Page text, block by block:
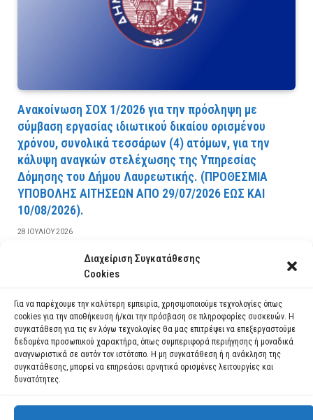
Διαχείριση Συγκατάθεσης
Cookies
Για να παρέχουμε την καλύτερη εμπειρία, χρησιμοποιούμε τεχνολογίες όπως
cookies για την αποθήκευση ή/και την πρόσβαση σε πληροφορίες συσκευών. Η
συγκατάθεση για τις εν λόγω τεχνολογίες θα μας επιτρέψει να επεξεργαστούμε
δεδομένα προσωπικού χαρακτήρα, όπως συμπεριφορά περιήγησης ή μοναδικά
αναγνωριστικά σε αυτόν τον ιστότοπο. Η μη συγκατάθεση ή η ανάκληση της
συγκατάθεσης, μπορεί να επηρεάσει αρνητικά ορισμένες λειτουργίες και
δυνατότητες.
Ανακοίνωση ΣΟΧ 1/2026 για την πρόσληψη με
σύμβαση εργασίας ιδιωτικού δικαίου ορισμένου
χρόνου, συνολικά τεσσάρων (4) ατόμων, για την
κάλυψη αναγκών στελέχωσης της Υπηρεσίας
Δόμησης του Δήμου Λαυρεωτικής. (ΠPOΘEΣMIA
YΠOBOΛHΣ AITHΣEΩN AΠO 29/07/2026 EΩΣ KAI
10/08/2026).
28 ΙΟΥΛΊΟΥ 2026
ΔΙΑΒΆΣΤΕ ΠΕΡΙΣΣΌΤΕΡΑ